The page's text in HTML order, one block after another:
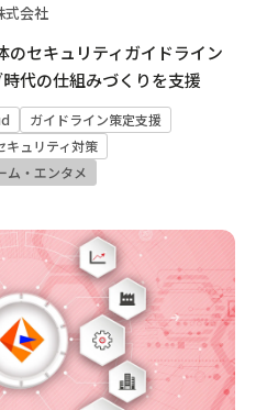
式会社
のセキュリティガイドライン
代の仕組みづくりを支援
ガイドライン策定支援
キュリティ対策
ム・エンタメ